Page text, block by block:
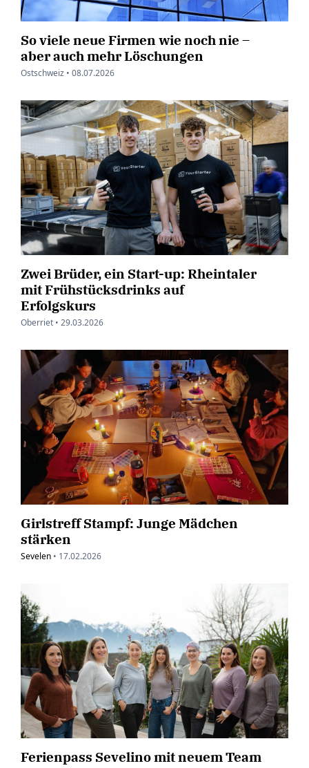
So viele neue Firmen wie noch nie –
aber auch mehr Löschungen
Ostschweiz • 08.07.2026
Zwei Brüder, ein Start-up: Rheintaler
mit Frühstücksdrinks auf
Erfolgskurs
Oberriet • 29.03.2026
Girlstreff Stampf: Junge Mädchen
stärken
Sevelen • 17.02.2026
Ferienpass Sevelino mit neuem Team